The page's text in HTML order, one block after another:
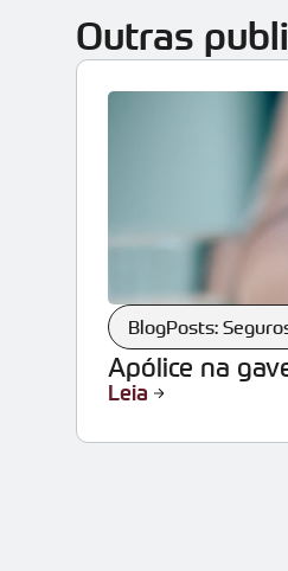
Outras
BlogPosts:
Apólice na
Leia